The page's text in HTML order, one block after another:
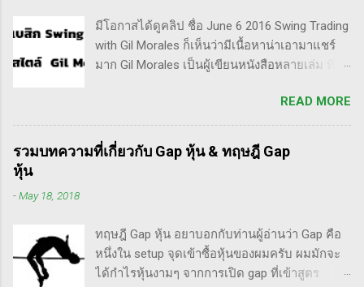
เขามองระยะยาว ไม่สนใจต่อความผันผวนของ
ราคาในระยะสั้น อย่างวอเรน บัฟเฟต์ บอกว่า "คุณ
ไม่ควรอยู่ในตลาดหุ้น นอกเสียจากจะสามารถนั่ง
ตระหนก" ดังนั้น invester นั้น จะไม่ตระหนกเมื่อ
ราคาหุ้นร่วงทำให้เขาต้องขาดทุนไปแค่ 10% เอง
แต่ trader ทนไม่ได้แล้ว ต้องทำอะไรสักอย่าง
แรกซื้อหุ้น เพราะต้องการเล่นแบบเทรดเดิ้ง คือ
ซื้อมาขายไปในกรอบเวลาหนึ...
มีโอกาสได้ดูคลิป ชื่อ June 6 2016 Swing Trading
with Gil Morales ก็เห็นว่ามีเนื้อหาน่าเอามาแชร์
มาก Gil Morales เป็นผู้เขียนหนังสือหลายเล่ม ที่ดัๆ
นานก็คือชื่อ "Trade Like an O'Neil Disciple: How
We Made Over 18,000% in the Stock Market" ที่
เขียนร่วมกับ Dr.Chris Kacher อีกเล่มก็คือ In The
Trading Cockpit with the O'Neil Disciples:
Money Selling Stocks Short อีกด้วย ผมเองก็เคย
แปลงานของแกแบบมั่วๆ หลายเรื่องด้วยกันนะ
อาทิ - Voodoo - ทรงหุ้นซิ่ง ราคาย่อ วอลุ่มหาย -
READ MORE
รวมบทความที่เกี่ยวกับ Gap หุ้น & ทฤษฎี Gap
หุ้น
-May 18, 2018
ทฤษฎี Gap หุ้น อยาบอกกับท่านผู้อ่านว่า Gap คือ
หนึ่งใน setup จุดเข้าซื้อหุ้นของผมครับ ผมมักจะ
ได้กำไรหุ้นงามๆ จากการเปิด gap ที่เข้าสูตร